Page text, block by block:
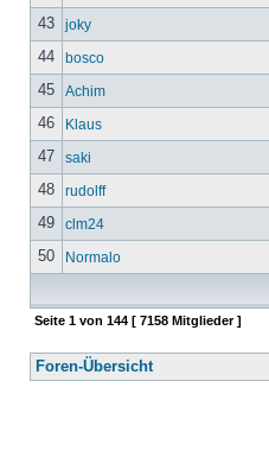
43 joky
44 bosco
45 Achim
46 Klaus
47 saki
48 rudolff
49 clm24
50 Normalo
Seite 1 von 144 [ 7158 Mitglieder ]
Foren-Übersicht